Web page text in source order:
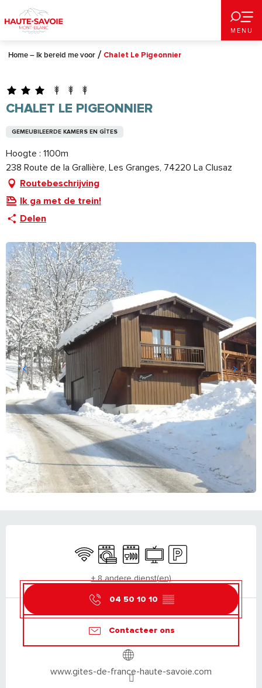
au
contenu
principal
MENU
Home – Ik bereid me voor Chalet Le Pigeonnier
CHALET LE PIGEONNIER
GEMEUBILEERDE KAMERS EN GÎTES
Hoogte : 1100m
238 Route de la Grallière, Les Granges, 74220 La Clusaz
Routebeschrijving
Ik ga met de trein!
Delen
Wifi WasmachineVaatwassers
TelevisieParkeerplaats
+ 8 andere dienst(en)
04 50 10 10 ▒▒
Contacteer ons
www.gites-de-france-haute-savoie.com